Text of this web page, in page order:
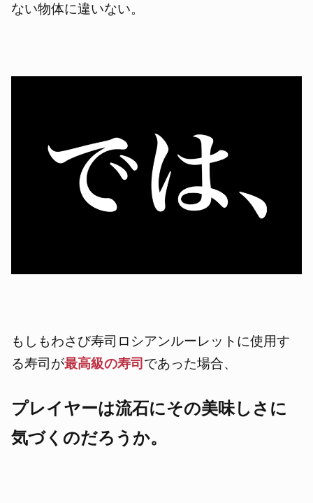
ない物体に違いない。
もしもわさび寿司ロシアンルーレットに使用す
る寿司が最高級の寿司 であった場合、
プレイヤーは流石にその美味しさに
気づくのだろうか。